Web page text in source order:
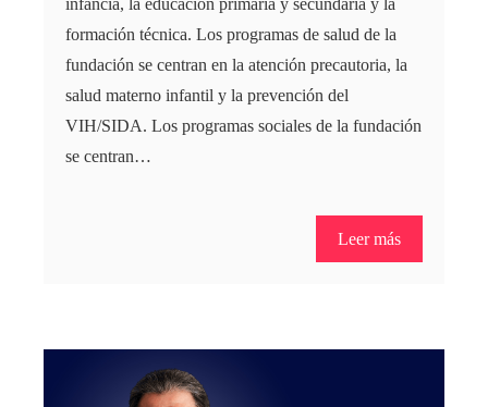
formación técnica. Los programas de salud de la
fundación se centran en la atención precautoria, la
salud materno infantil y la prevención del
VIH/SIDA. Los programas sociales de la fundación
se centran…
Leer más